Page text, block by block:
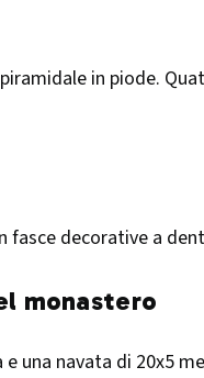
in piode.
decorative a
monastero
una navata di 20x5